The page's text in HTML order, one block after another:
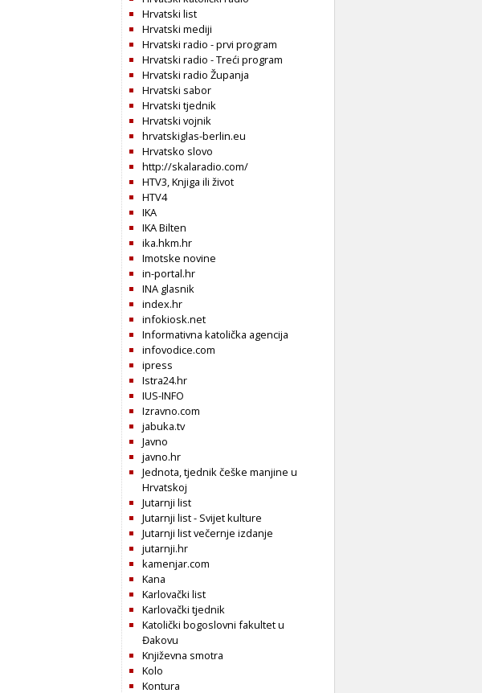
Hrvatski list
Hrvatski mediji
Hrvatski radio - prvi program
Hrvatski radio - Treći program
Hrvatski radio Županja
Hrvatski sabor
Hrvatski tjednik
Hrvatski vojnik
hrvatskiglas-berlin.eu
Hrvatsko slovo
http://skalaradio.com/
HTV3, Knjiga ili život
HTV4
IKA
IKA Bilten
ika.hkm.hr
Imotske novine
in-portal.hr
INA glasnik
index.hr
infokiosk.net
Informativna katolička agencija
infovodice.com
ipress
Istra24.hr
IUS-INFO
Izravno.com
jabuka.tv
Javno
javno.hr
Jednota, tjednik češke manjine u
Hrvatskoj
Jutarnji list
Jutarnji list - Svijet kulture
Jutarnji list večernje izdanje
jutarnji.hr
kamenjar.com
Kana
Karlovački list
Karlovački tjednik
Katolički bogoslovni fakultet u
Đakovu
Književna smotra
Kolo
Kontura